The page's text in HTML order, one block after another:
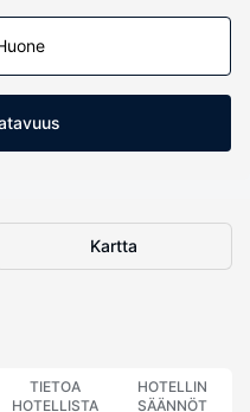
Kartta
TIETOA
HOTELLISTA
HOTELLIN
SÄÄNNÖT